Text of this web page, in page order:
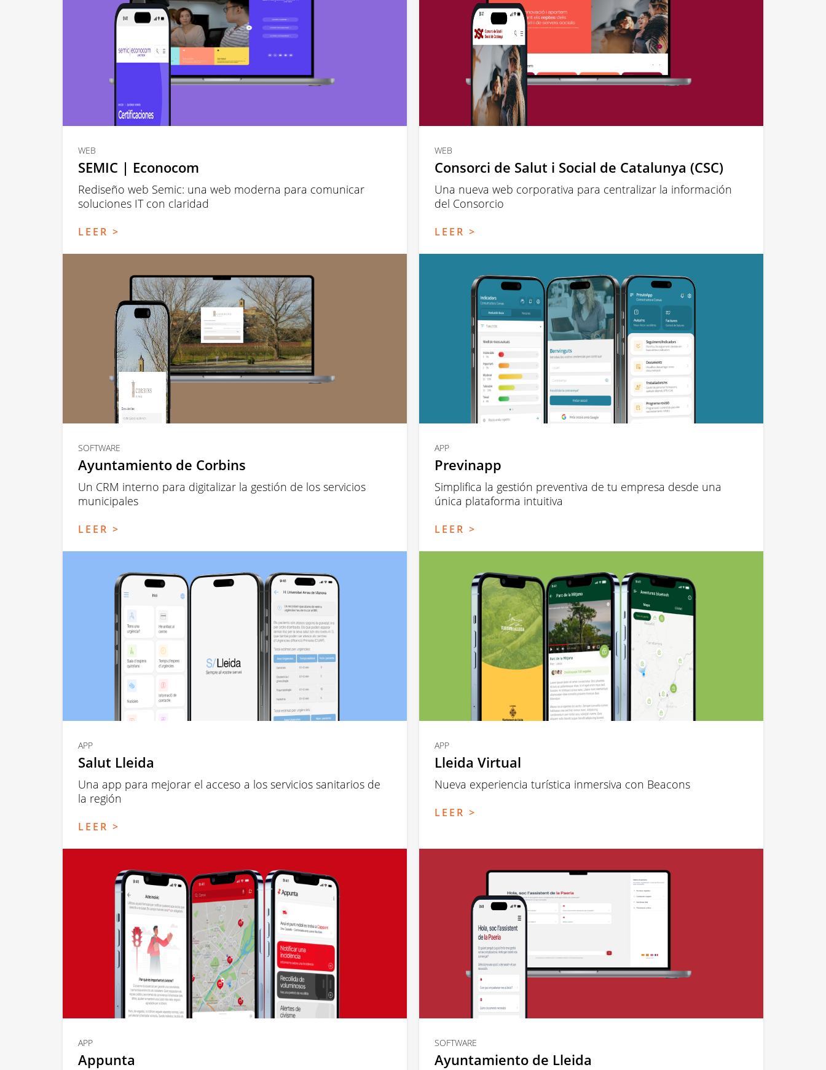
WEB
SEMIC | Econocom
Rediseño web Semic: una web moderna para comunicar
soluciones IT con claridad
LEER >
WEB
Consorci de Salut i Social de Catalunya (CSC)
Una nueva web corporativa para centralizar la información
del Consorcio
LEER >
SOFTWARE
Ayuntamiento de Corbins
Un CRM interno para digitalizar la gestión de los servicios
municipales
LEER >
APP
Previnapp
Simplifica la gestión preventiva de tu empresa desde una
única plataforma intuitiva
LEER >
APP
Salut Lleida
Una app para mejorar el acceso a los servicios sanitarios de
la región
LEER >
APP
Lleida Virtual
Nueva experiencia turística inmersiva con Beacons
LEER >
APP
Appunta
SOFTWARE
Ayuntamiento de Lleida